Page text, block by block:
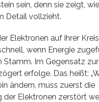
sein, denn sie zeigt,
Detail vollzieht.
Elektronen auf ihrer
wenn Energie
Stamm. Im Gegensatz
erfolge. Das heißt:
ändern, muss zuerst die
Elektronen zerstört